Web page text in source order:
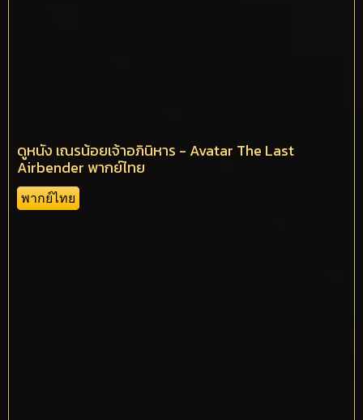
ดูหนัง เณรน้อยเจ้าอภินิหาร - Avatar The Last
Airbender พากย์ไทย
พากย์ไทย